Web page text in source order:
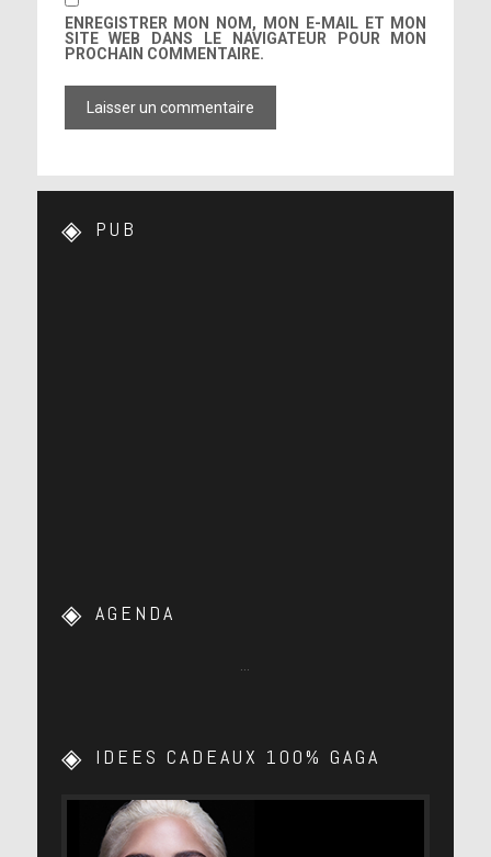
ENREGISTRER MON NOM, MON E-MAIL ET MON
SITE WEB DANS LE NAVIGATEUR POUR MON
PROCHAIN COMMENTAIRE.
PUB
AGENDA
IDEES CADEAUX 100% GAGA